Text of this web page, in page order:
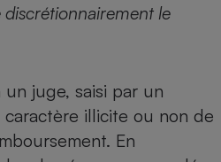
le
juge, saisi par un
caractère illicite ou non de
En